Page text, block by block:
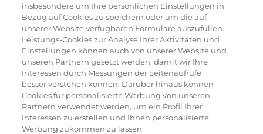
Antipasti
Pizza
Pasta & aufläufe
Salat
Risotto
Dessert
insbesondere um Ihre persönlichen Einstellungen in
Bezug auf Cookies zu speichern oder um die auf
unserer Website verfügbaren Formulare auszufüllen.
Leistungs-Cookies zur Analyse Ihrer Aktivitäten und
Einstellungen können auch von unserer Website und
unseren Partnern gesetzt werden, damit wir Ihre
Interessen durch Messungen der Seitenaufrufe
besser verstehen können. Darüber hinaus können
Cookies für personalisierte Werbung von unseren
Partnern verwendet werden, um ein Profil Ihrer
Interessen zu erstellen und Ihnen personalisierte
Werbung zukommen zu lassen.